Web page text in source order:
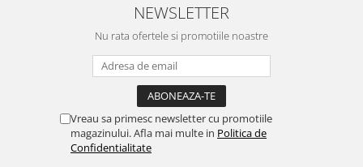
NEWSLETTER
Nu rata ofertele si promotiile noastre
Vreau sa primesc newsletter cu promotiile
magazinului. Afla mai multe in Politica de
Confidentialitate